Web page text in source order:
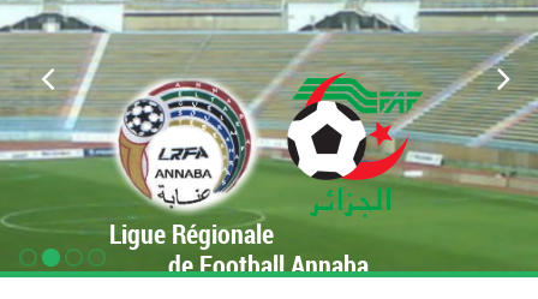
Ligue Régionale
de Football Annaba